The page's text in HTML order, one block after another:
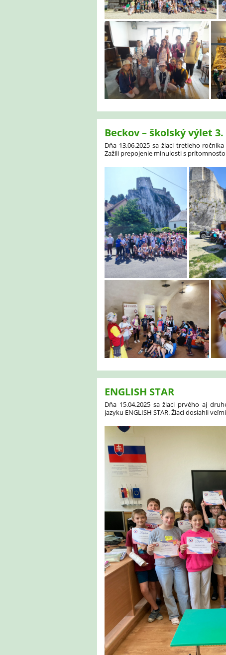
Beckov – školský výlet
Dňa 13.06.2025 sa žiaci tretieho
Zažili prepojenie minulosti s
ENGLISH STAR
Dňa 15.04.2025 sa žiaci prvého aj
jazyku ENGLISH STAR. Žiaci dosiahli